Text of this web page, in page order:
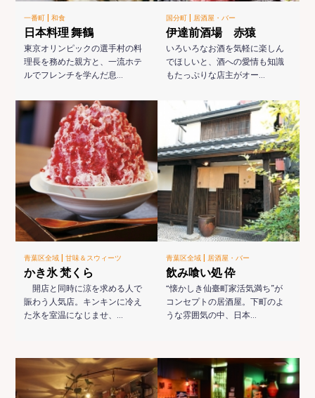
一番町 |和食
日本料理 舞鶴
東京オリンピックの選手村の料
理長を務めた親方と、一流ホテ
ルでフレンチを学んだ息…
国分町 | 居酒屋・バー
伊達前酒場 赤猿
いろいろなお酒を気軽に楽しん
でほしいと、酒への愛情も知識
もたっぷりな店主がオー…
青葉区全域 |甘味＆スウィーツ
かき氷 梵くら
開店と同時に涼を求める人で
賑わう人気店。キンキンに冷え
た氷を室温になじませ、…
青葉区全域 | 居酒屋・バー
飲み喰い処 伜
“懐かしき仙臺町家活気満ち”が
コンセプトの居酒屋。下町のよ
うな雰囲気の中、日本…